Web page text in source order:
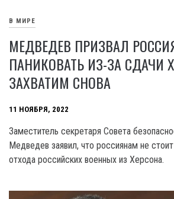
В МИРЕ
МЕДВЕДЕВ ПРИЗВАЛ
ПАНИКОВАТЬ ИЗ-ЗА СДАЧИ
ЗАХВАТИМ СНОВА
11 НОЯБРЯ, 2022
Заместитель секретаря Совета
Медведев заявил, что россиянам не
отхода российских военных из Херсона.